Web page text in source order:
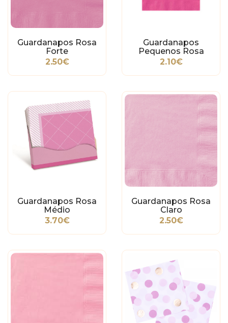
Guardanapos Rosa
Forte
2.50€
Guardanapos
Pequenos Rosa
2.10€
Guardanapos Rosa
Médio
3.70€
Guardanapos Rosa
Claro
2.50€